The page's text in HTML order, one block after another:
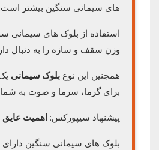
های سیمانی سنگین بیشتر
استفاده از بلوک های
وزن سقف و سازه را به دنبال
همچنین این نوع بلوک سیمانی
برای گرما، سرما و صوت به
پیشنهاد سیپورکس:اهمیت
بلوک های سیمانی سنگین دارای